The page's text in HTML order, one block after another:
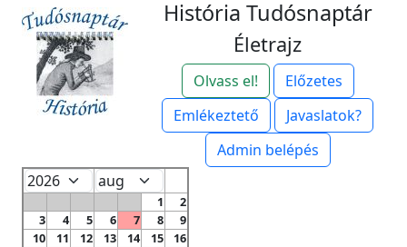
História Tudósnaptár
Életrajz
Olvass el!
Előzetes
Emlékeztető
Javaslatok?
Admin belépés
1
2
3
4 5 6 7 8
9
10
11 12 13 14 15
16